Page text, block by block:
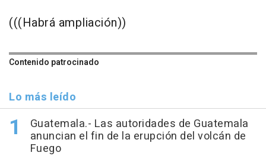
(((Habrá ampliación))
Contenido patrocinado
Lo más leído
Guatemala.- Las autoridades de Guatemala
anuncian el fin de la erupción del volcán de
Fuego